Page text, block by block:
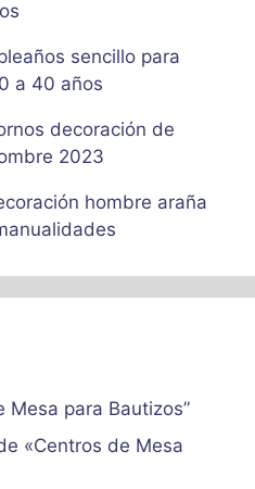
sencillo para
a 40 años
decoración de
2023
hombre araña
Mesa para Bautizos”
«Centros de Mesa